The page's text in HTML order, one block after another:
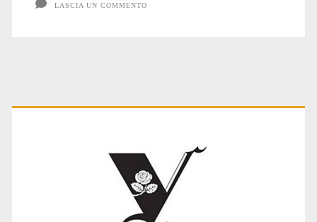
LASCIA UN COMMENTO
Primary